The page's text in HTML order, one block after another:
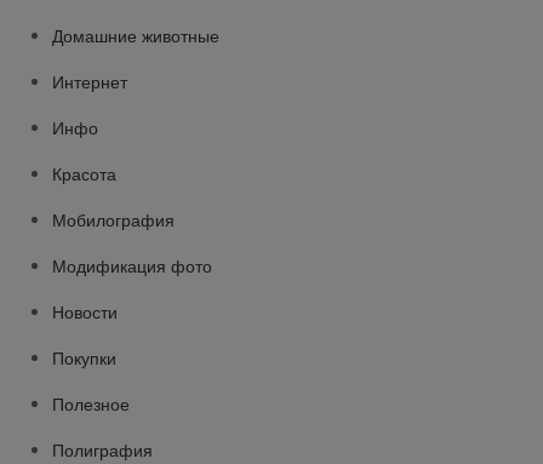
Домашние животные
Интернет
Инфо
Красота
Мобилография
Модификация фото
Новости
Покупки
Полезное
Полиграфия